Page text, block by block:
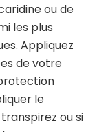
ou de
les plus
Appliquez
de votre
le
ou si